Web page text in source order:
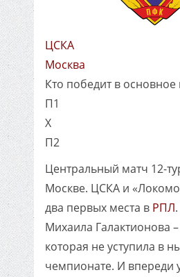
ЦСКА
Москва
Кто победит в основное
П1
X
П2
Центральный матч 12-
Москве. ЦСКА и
два первых места в РПЛ
Михаила Галактионова
которая не уступила в
чемпионате. И впереди